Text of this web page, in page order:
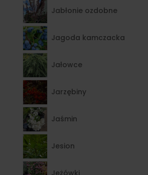
Jabłonie ozdobne
Jagoda kamczacka
Jałowce
Jarzębiny
Jaśmin
Jesion
Jeżówki